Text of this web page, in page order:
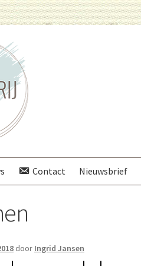
Contact Nieuwsbrief
door Ingrid Jansen